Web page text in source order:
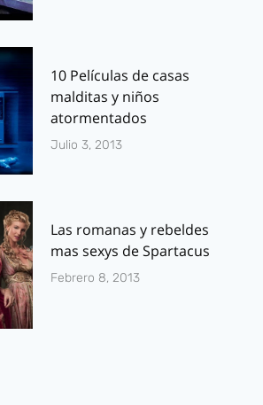
10 Películas de casas
malditas y niños
atormentados
Julio 3, 2013
Las romanas y rebeldes
mas sexys de Spartacus
Febrero 8, 2013